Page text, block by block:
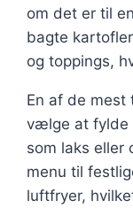
om det er til
bagte
og toppings,
En af de mest
vælge at fylde
som laks eller
menu til
luftfryer,